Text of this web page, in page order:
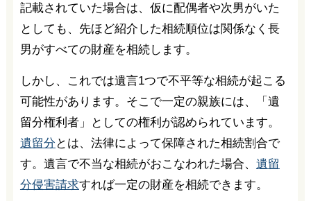
記載されていた場合は、仮に配偶者や次男がいた
としても、先ほど紹介した相続順位は関係なく長
男がすべての財産を相続します。
しかし、これでは遺言1つで不平等な相続が起こる
可能性があります。そこで一定の親族には、「遺
留分権利者」としての権利が認められています。
遺留分 とは、法律によって保障された相続割合で
す。遺言で不当な相続がおこなわれた場合、 遺留
分侵害請求すれば一定の財産を相続できます。